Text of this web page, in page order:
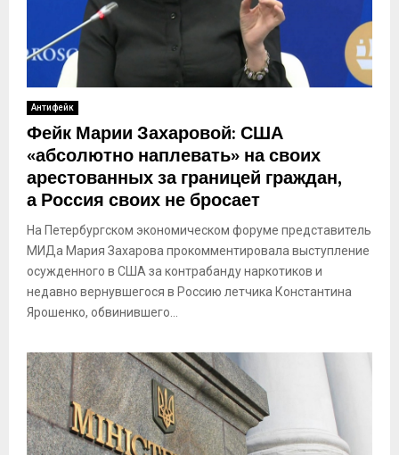
Антифейк
Фейк Марии Захаровой: США
«абсолютно наплевать» на своих
арестованных за границей граждан,
а Россия своих не бросает
На Петербургском экономическом форуме представитель
МИДа Мария Захарова прокомментировала выступление
осужденного в США за контрабанду наркотиков и
недавно вернувшегося в Россию летчика Константина
Ярошенко, обвинившего...